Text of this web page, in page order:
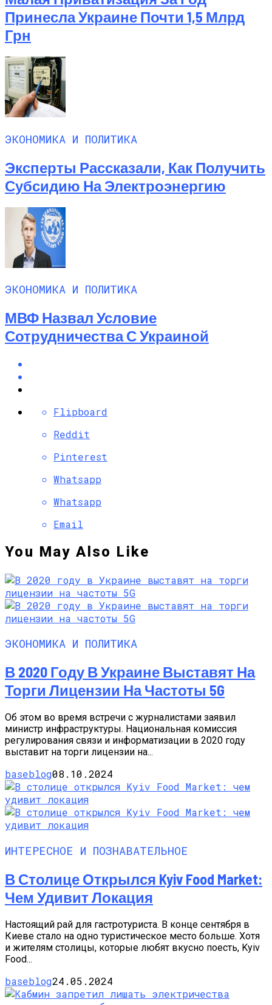
Принесла Украине Почти 1,5 Млрд
Грн
ЭКОНОМИКА И ПОЛИТИКА
Эксперты Рассказали, Как Получить
Субсидию На Электроэнергию
ЭКОНОМИКА И ПОЛИТИКА
МВФ Назвал Условие
Сотрудничества С Украиной
Flipboard
Reddit
Pinterest
Whatsapp
Whatsapp
Email
You May Also Like
ЭКОНОМИКА И ПОЛИТИКА
В 2020 Году В Украине Выставят На
Торги Лицензии На Частоты 5G
Об этом во время встречи с журналистами заявил
министр инфраструктуры. Национальная комиссия
регулирования связи и информатизации в 2020 году
выставит на торги лицензии на...
baseblog08.10.2024
ИНТЕРЕСНОЕ И ПОЗНАВАТЕЛЬНОЕ
В Столице Открылся Kyiv Food Market:
Чем Удивит Локация
Настоящий рай для гастротуриста. В конце сентября в
Киеве стало на одно туристическое место больше. Хотя
и жителям столицы, которые любят вкусно поесть, Kyiv
Food...
baseblog24.05.2024